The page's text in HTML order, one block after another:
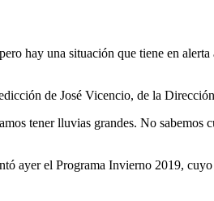
hay una situación que tiene en
de José Vicencio, de la
tener lluvias grandes. No sabemos
ayer el Programa Invierno 2019,